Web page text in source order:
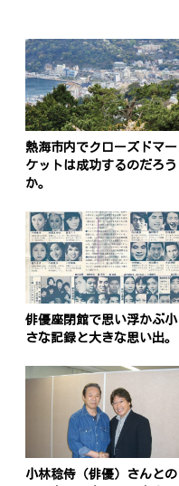
熱海市内でクローズドマー
ケットは成功するのだろう
か。
俳優座閉館で思い浮かぶ小
さな記録と大きな思い出。
小林稔侍（俳優）さんとの